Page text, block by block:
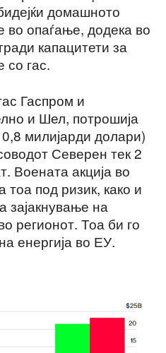
домашното
во опаѓање, додека во
капацитети за
со гас.
Гаспром и
и Шел, потрошија
милијарди долари)
Северен тек 2
Воената акција во
тоа под ризик, како и
зајакнување на
регионот. Тоа би го
енергија во ЕУ.